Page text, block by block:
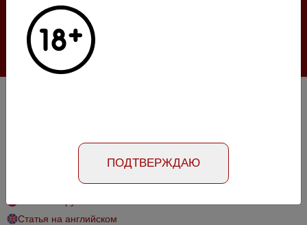
Галлюцинации больших языковых моделей
в клинической урологии
акушерские и перинатальные исходы и урологические
Статья на английском
ПОДТВЕРЖДАЮ